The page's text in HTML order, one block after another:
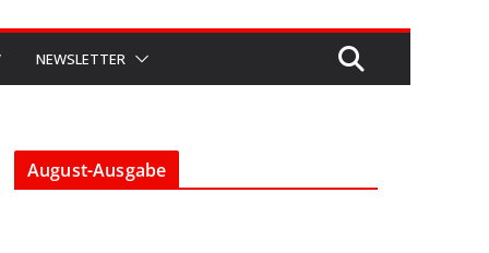
NEWSLETTER
August-Ausgabe